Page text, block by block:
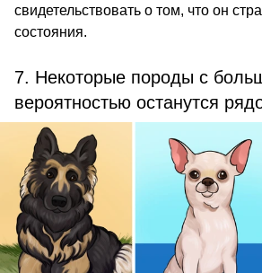
свидетельствовать о том, что он
состояния.
7. Некоторые породы с
вероятностью останутся